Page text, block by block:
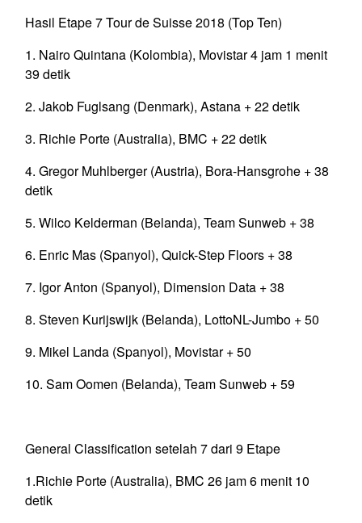
Hasil Etape 7 Tour de Suisse 2018 (Top Ten)
1. Nairo Quintana (Kolombia), Movistar 4 jam 1 menit
39 detik
2. Jakob Fuglsang (Denmark), Astana + 22 detik
3. Richie Porte (Australia), BMC + 22 detik
4. Gregor Muhlberger (Austria), Bora-Hansgrohe + 38
detik
5. Wilco Kelderman (Belanda), Team Sunweb + 38
6. Enric Mas (Spanyol), Quick-Step Floors + 38
7. Igor Anton (Spanyol), Dimension Data + 38
8. Steven Kurijswijk (Belanda), LottoNL-Jumbo + 50
9. Mikel Landa (Spanyol), Movistar + 50
10. Sam Oomen (Belanda), Team Sunweb + 59
General Classification setelah 7 dari 9 Etape
1.Richie Porte (Australia), BMC 26 jam 6 menit 10
detik